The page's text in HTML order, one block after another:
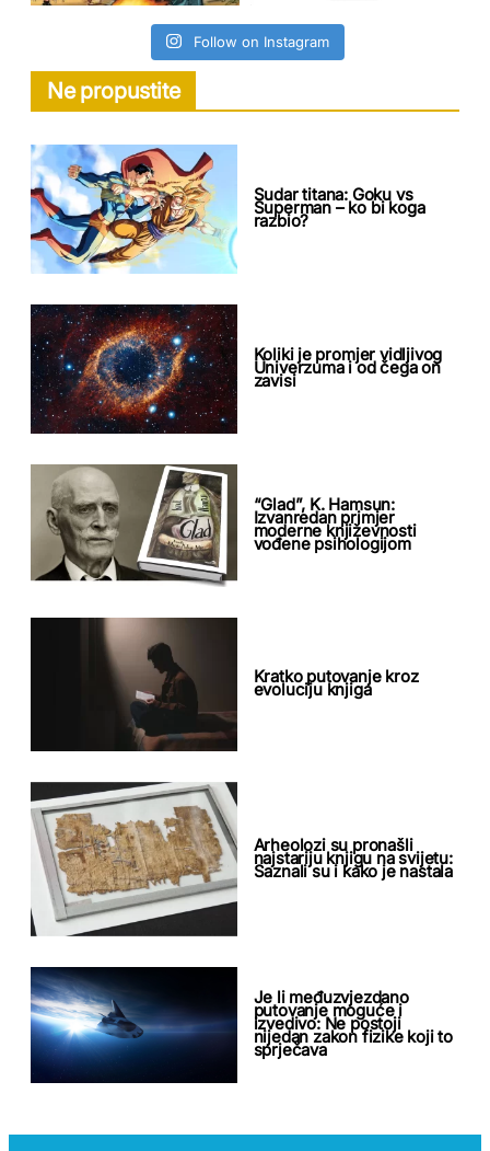
Follow on Instagram
Ne propustite
Sudar titana: Goku vs
Superman – ko bi koga
razbio?
Koliki je promjer vidljivog
Univerzuma i od čega on
zavisi
“Glad”, K. Hamsun:
Izvanredan primjer
moderne književnosti
vođene psihologijom
Kratko putovanje kroz
evoluciju knjiga
Arheolozi su pronašli
najstariju knjigu na svijetu:
Saznali su i kako je nastala
Je li međuzvjezdano
putovanje moguće i
izvedivo: Ne postoji
nijedan zakon fizike koji to
sprječava